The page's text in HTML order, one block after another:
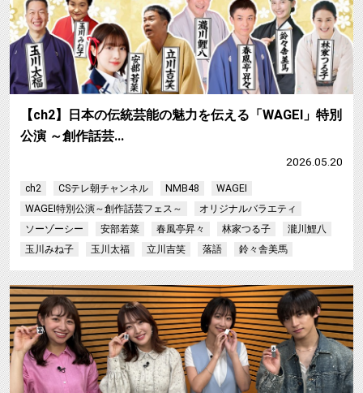
【ch2】日本の伝統芸能の魅力を伝える「WAGEI」特別
公演 ～創作話芸…
2026.05.20
ch2 CSテレ朝チャンネル NMB48
WAGEI
WAGEI特別公演～創作話芸フェス～
オリジナルバラエティ
ソーゾーシー
安部若菜 春風亭昇々 林家つる子
瀧川鯉八
玉川みね子
玉川太福 立川吉笑 落語 鈴々舎美馬